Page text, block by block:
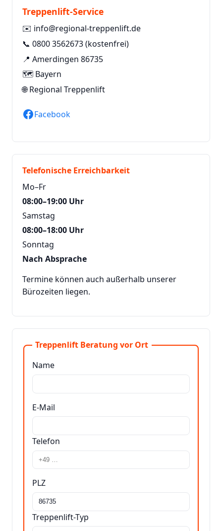
Treppenlift-Service
✉️ info@regional-treppenlift.de
📞 0800 3562673(kostenfrei)
📍 Amerdingen 86735
🗺️ Bayern
🌐Regional Treppenlift
Facebook
Telefonische Erreichbarkeit
Mo–Fr
08:00–19:00 Uhr
Samstag
08:00–18:00 Uhr
Sonntag
Nach Absprache
Termine können auch außerhalb unserer
Bürozeiten liegen.
Treppenlift Beratung vor Ort
Name
E-Mail
Telefon
PLZ
Treppenlift-Typ